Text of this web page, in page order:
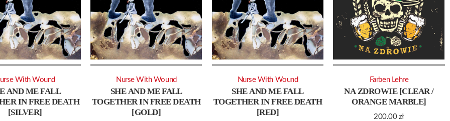
AND ME FALL
IN FREE DEATH
[SILVER]
With Wound
SHE AND ME FALL
TOGETHER IN FREE DEATH
[GOLD]
Nurse With Wound
SHE AND ME FALL
TOGETHER IN FREE DEATH
[RED]
Nurse With Wound
NA ZDROWIE [CLEAR /
ORANGE MARBLE]
200.00 zł
Farben Lehre